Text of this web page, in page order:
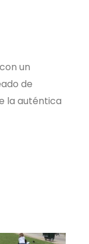
un
de
la auténtica